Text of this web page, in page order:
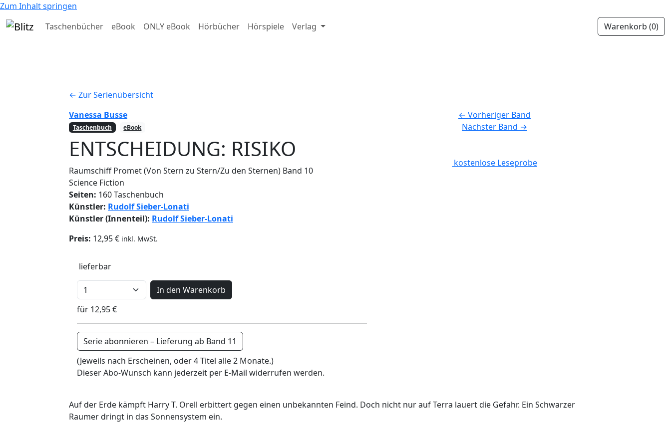
Zum Inhalt springen
Taschenbücher
eBook ONLY eBook Hörbücher Hörspiele Verlag Warenkorb (0)
← Zur Serienübersicht
← Vorheriger Band
Nächster Band →
kostenlose Leseprobe
Vanessa Busse
Taschenbuch eBook
ENTSCHEIDUNG: RISIKO
Raumschiff Promet (Von Stern zu Stern/Zu den Sternen) Band 10
Science Fiction
Seiten: 160 Taschenbuch
Künstler: Rudolf Sieber-Lonati
Künstler (Innenteil): Rudolf Sieber-Lonati
Preis: 12,95 € inkl. MwSt.
lieferbar
In den Warenkorb
für 12,95 €
Serie abonnieren – Lieferung ab Band 11
(Jeweils nach Erscheinen, oder 4 Titel alle 2 Monate.)
Dieser Abo-Wunsch kann jederzeit per E-Mail widerrufen werden.
Auf der Erde kämpft Harry T. Orell erbittert gegen einen unbekannten Feind. Doch nicht nur auf Terra lauert die Gefahr. Ein Schwarzer
Raumer dringt in das Sonnensystem ein.